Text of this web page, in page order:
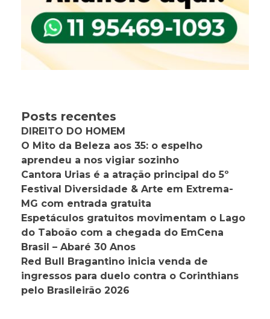
Posts recentes
DIREITO DO HOMEM
O Mito da Beleza aos 35: o espelho
aprendeu a nos vigiar sozinho
Cantora Urias é a atração principal do 5º
Festival Diversidade & Arte em Extrema-
MG com entrada gratuita
Espetáculos gratuitos movimentam o Lago
do Taboão com a chegada do EmCena
Brasil – Abaré 30 Anos
Red Bull Bragantino inicia venda de
ingressos para duelo contra o Corinthians
pelo Brasileirão 2026